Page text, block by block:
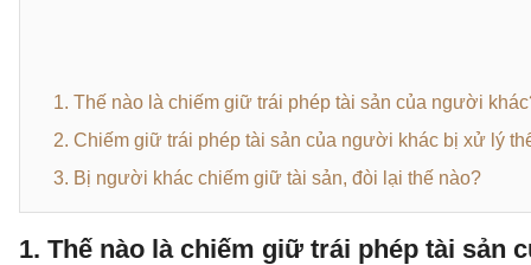
1. Thế nào là chiếm giữ trái phép tài sản của người
2. Chiếm giữ trái phép tài sản của người khác bị xử lý
3. Bị người khác chiếm giữ tài sản, đòi lại thế nào?
1. Thế nào là chiếm giữ trái phép tài sản